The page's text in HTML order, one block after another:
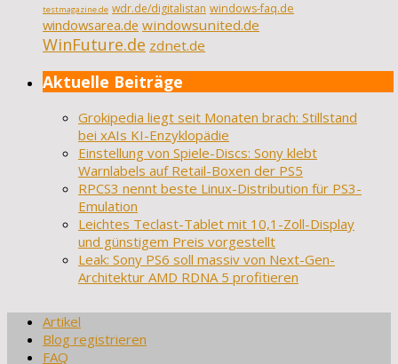
testmagazine.de wdr.de/digitalistan windows-faq.de
windowsarea.de windowsunited.de
WinFuture.de zdnet.de
Aktuelle Beiträge
Grokipedia liegt seit Monaten brach: Stillstand
bei xAIs KI-Enzyklopädie
Einstellung von Spiele-Discs: Sony klebt
Warnlabels auf Retail-Boxen der PS5
RPCS3 nennt beste Linux-Distribution für PS3-
Emulation
Leichtes Teclast-Tablet mit 10,1-Zoll-Display
und günstigem Preis vorgestellt
Leak: Sony PS6 soll massiv von Next-Gen-
Architektur AMD RDNA 5 profitieren
Artikel
Blog registrieren
FAQ